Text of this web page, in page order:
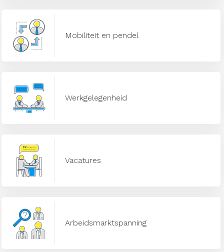
Mobiliteit en pendel
Werkgelegenheid
Vacatures
Arbeidsmarktspanning